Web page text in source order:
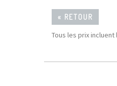
« RETOUR
Tous les prix incluent